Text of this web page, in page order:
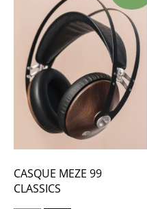
CASQUE MEZE 99
CLASSICS